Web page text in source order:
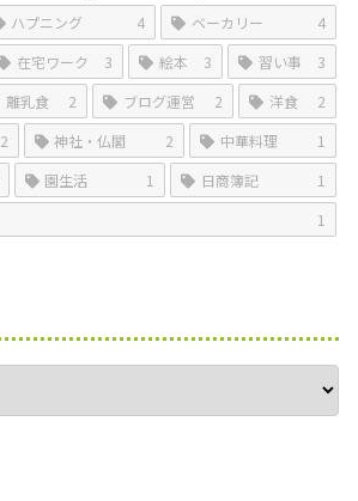
ハプニング 4 ベーカリー
4
在宅ワーク 3 絵本 3 習い事
3
離乳食 2 ブログ運営 2 洋食
2
2 神社・仏閣 2 中華料理
1
園生活 1 日商簿記
1
1